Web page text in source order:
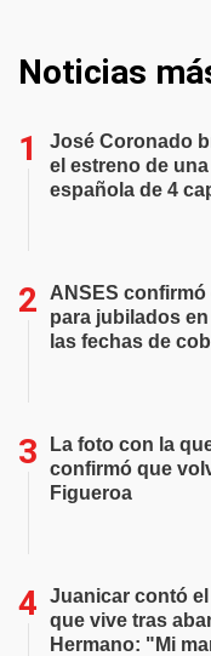
Noticias
José Coronado
el estreno de
española de 4
ANSES
para jubilados
las fechas de
La foto con la
confirmó que
Figueroa
Juanicar contó
que vive tras
Hermano: "Mi